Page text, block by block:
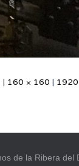
| 160 × 160 |
de la Ribera del